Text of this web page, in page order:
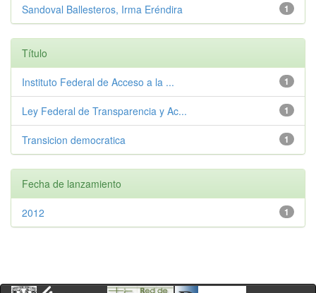
1
Sandoval Ballesteros, Irma Eréndira
Título
1
Instituto Federal de Acceso a la ...
1
Ley Federal de Transparencia y Ac...
1
Transicion democratica
Fecha de lanzamiento
1
2012